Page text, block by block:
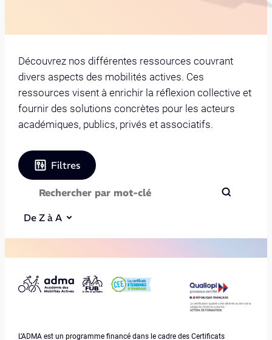
Découvrez nos différentes ressources couvrant
divers aspects des mobilités actives. Ces
ressources visent à enrichir la réflexion collective et
fournir des solutions concrètes pour les acteurs
académiques, publics, privés et associatifs.
Filtres
De Z à A
L’ADMA est un programme financé dans le cadre des Certificats